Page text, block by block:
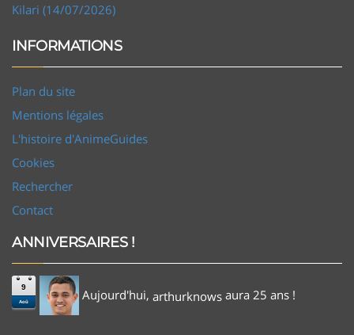
Kilari (14/07/2026)
INFORMATIONS
Plan du site
Mentions légales
L'histoire d'AnimeGuides
Cookies
Rechercher
Contact
ANNIVERSAIRES !
9
Aoû Aujourd'hui, arthurknows aura 25 ans !